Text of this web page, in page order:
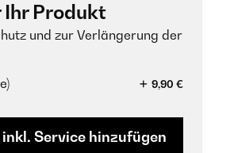
Produkt
und zur Verlängerung der
9,90 €
Service hinzufügen